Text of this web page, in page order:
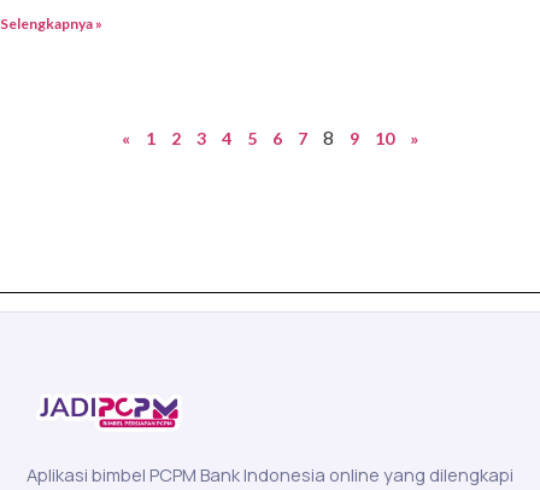
Selengkapnya »
« 1 2 3 4 5 6 7 8 9 10 »
Aplikasi bimbel PCPM Bank Indonesia online yang dilengkapi